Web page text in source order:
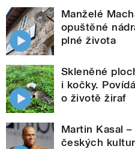
Manželé
opuštěné
plné života
Skleněné
i kočky.
o životě žiraf
Martin Kasal
českých